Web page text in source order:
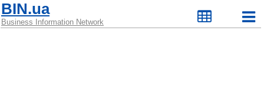
BIN.ua
Business Information Network